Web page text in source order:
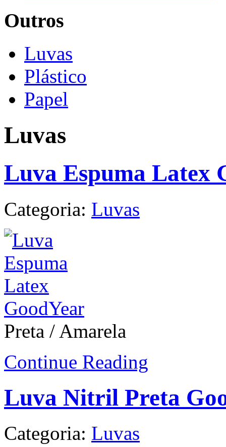
Outros
Luvas
Plástico
Papel
Luvas
Luva Espuma Latex
Categoria: Luvas
Preta / Amarela
Continue Reading
Luva Nitril Preta
Categoria: Luvas